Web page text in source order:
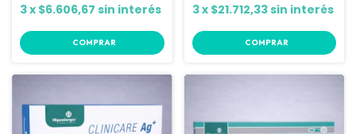
3x $6.606,67 sin interés
COMPRAR
3x $21.712,33sin interés
COMPRAR